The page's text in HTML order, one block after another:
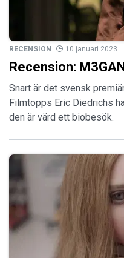
RECENSION 10 januari 2023
Recension:
Snart är det svensk
Filmtopps Eric Diedrichs
den är värd ett biobesök.